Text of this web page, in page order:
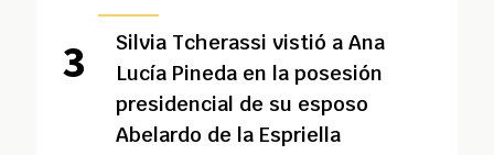
Silvia Tcherassi vistió a Ana
Lucía Pineda en la posesión
presidencial de su esposo
Abelardo de la Espriella